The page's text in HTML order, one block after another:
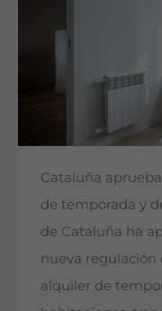
Cataluña
de temporada y
de Cataluña ha
nueva
alquiler de